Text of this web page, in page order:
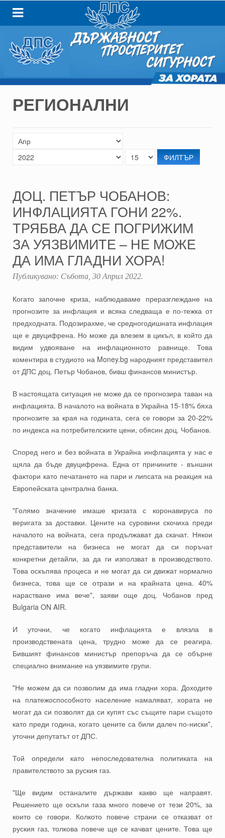
РЕГИОНАЛНИ
ФИЛТЪР
ДОЦ. ПЕТЪР ЧОБАНОВ:
ИНФЛАЦИЯТА ГОНИ 22%.
ТРЯБВА ДА СЕ ПОГРИЖИМ
ЗА УЯЗВИМИТЕ – НЕ МОЖЕ
ДА ИМА ГЛАДНИ ХОРА!
Публикувано: Събота, 30 Април 2022.
Когато започне криза, наблюдаваме преразглеждане на
прогнозите за инфлация и всяка следваща е по-тежка от
предходната. Подозирахме, че средногодишната инфлация
ще е двуцифрена. Но може да влезем в цикъл, в който да
видим удвояване на инфлационното равнище. Това
коментира в студиото на Money.bg народният представител
от ДПС доц. Петър Чобанов, бивш финансов министър.
В настоящата ситуация не може да се прогнозира таван на
инфлацията. В началото на войната в Украйна 15-18% бяха
прогнозите за края на годината, сега се говори за 20-22%
по индекса на потребителските цени, обясин доц. Чобанов.
Според него и без войната в Украйна инфлацията у нас е
щяла да бъде двуцифрена. Една от причините - външни
фактори като печатането на пари и липсата на реакция на
Европейската централна банка.
"Голямо значение имаше кризата с коронавируса по
веригата за доставки. Цените на суровини скочиха преди
началото на войната, сега продължават да скачат. Някои
представители на бизнеса не могат да си поръчат
конкретни детайли, за да ги използват в производството.
Това оскъпява процеса и не могат да си движат нормално
бизнеса, това ще се отрази и на крайната цена. 40%
нарастване има вече", заяви още доц. Чобанов пред
Bulgaria ON AIR.
И уточни, че когато инфлацията е влязла в
производствената цена, трудно може да се реагира.
Бившият финансов министър препоръча да се обърне
специално внимание на уязвимите групи.
"Не можем да си позволим да има гладни хора. Доходите
на платежоспособното население намаляват, хората не
могат да си позволят да си купят със същите пари същото
като преди година, когато цените са били далеч по-ниски",
уточни депутатът от ДПС.
Той определи като непоследователна политиката на
правителството за руския газ.
"Ще видим останалите държави какво ще направят.
Решението ще оскъпи газа много повече от тези 20%, за
които се говори. Колкото повече страни се отказват от
руския газ, толкова повече ще се качват цените. Това ще